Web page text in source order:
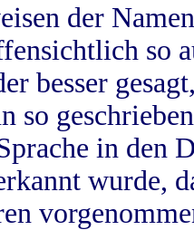
der
so
besser
so
in
wurde,